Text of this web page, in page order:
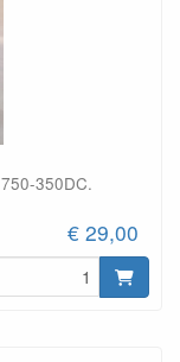
350DC.
€ 29,00